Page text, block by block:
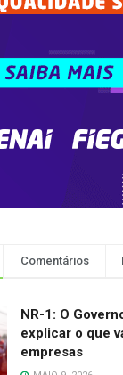
Comentários
NR-1: O
explicar o que
empresas